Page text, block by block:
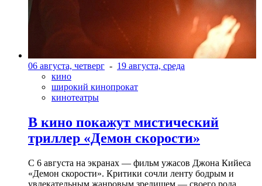
06 августа, четверг - 19 августа, среда
кино
широкий кинопрокат
кинотеатры
В кино покажут мистический
триллер «Демон скорости»
С 6 августа на экранах — фильм ужасов Джона Кийеса
«Демон скорости». Критики сочли ленту бодрым и